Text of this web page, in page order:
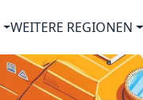
WEITERE REGIONEN